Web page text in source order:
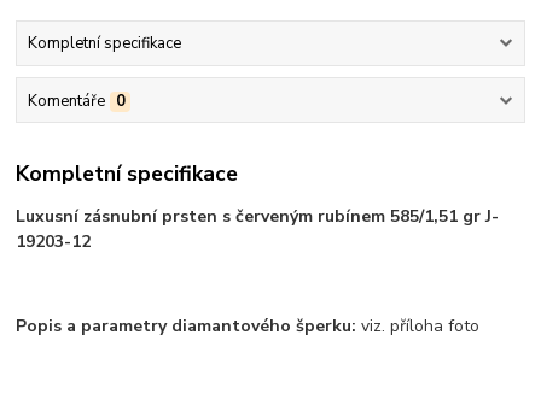
Kompletní specifikace
Komentáře 0
Kompletní specifikace
Luxusní zásnubní prsten s červeným rubínem 585/1,51 gr J-
19203-12
Popis a parametry diamantového šperku: viz. příloha foto